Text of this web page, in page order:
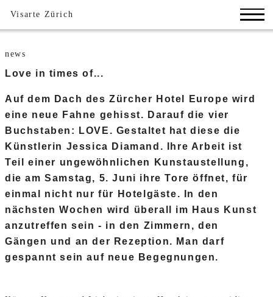
Visarte Zürich
news
Love in times of...
Auf dem Dach des Zürcher Hotel Europe wird
eine neue Fahne gehisst. Darauf die vier
Buchstaben: LOVE. Gestaltet hat diese die
Künstlerin Jessica Diamand. Ihre Arbeit ist
Teil einer ungewöhnlichen Kunstaustellung,
die am Samstag, 5. Juni ihre Tore öffnet, für
einmal nicht nur für Hotelgäste. In den
nächsten Wochen wird überall im Haus Kunst
anzutreffen sein - in den Zimmern, den
Gängen und an der Rezeption. Man darf
gespannt sein auf neue Begegnungen.